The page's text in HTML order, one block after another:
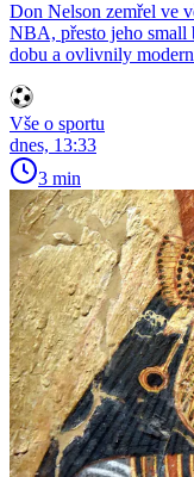
Don Nelson zemřel ve
NBA, přesto jeho small
dobu a ovlivnily
Vše o sportu
dnes, 13:33
3 min